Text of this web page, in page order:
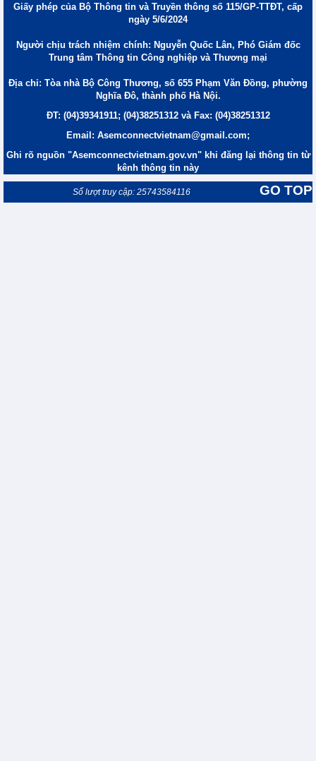
Giấy phép của Bộ Thông tin và Truyền thông số 115/GP-TTĐT, cấp
ngày 5/6/2024
Người chịu trách nhiệm chính: Nguyễn Quốc Lân, Phó Giám đốc
Trung tâm Thông tin Công nghiệp và Thương mại
Địa chỉ: Tòa nhà Bộ Công Thương, số 655 Phạm Văn Đồng, phường
Nghĩa Đô, thành phố Hà Nội.
ĐT: (04)39341911; (04)38251312 và Fax: (04)38251312
Email: Asemconnectvietnam@gmail.com;
Ghi rõ nguồn "Asemconnectvietnam.gov.vn" khi đăng lại thông tin từ
kênh thông tin này
GO TOP
Số lượt truy cập: 25743584116